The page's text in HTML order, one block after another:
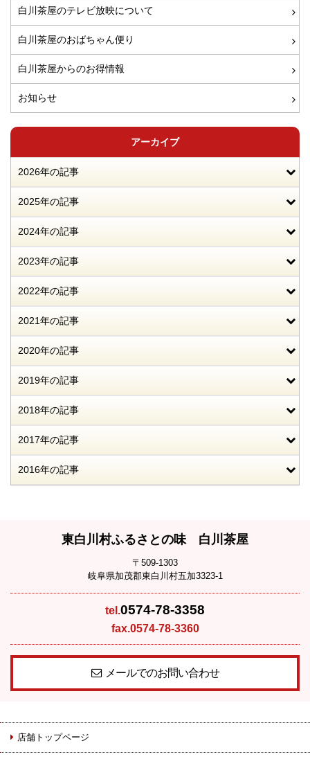
白川茶屋のテレビ放映について
白川茶屋のおばちゃん便り
白川茶屋からのお得情報
お知らせ
アーカイブ
2026年の記事
2025年の記事
2024年の記事
2023年の記事
2022年の記事
2021年の記事
2020年の記事
2019年の記事
2018年の記事
2017年の記事
2016年の記事
東白川村ふるさとの味 白川茶屋
〒509-1303
岐阜県加茂郡東白川村五加3323-1
tel.0574-78-3358
fax.0574-78-3360
メールでのお問い合わせ
店舗トップページ